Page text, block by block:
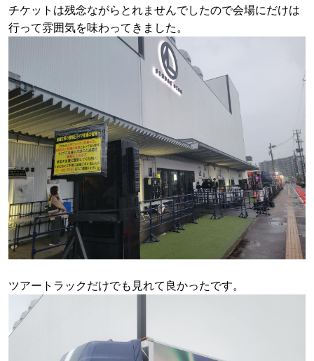
チケットは残念ながらとれませんでしたので会場にだけは
行って雰囲気を味わってきました。
ツアートラックだけでも見れて良かったです。